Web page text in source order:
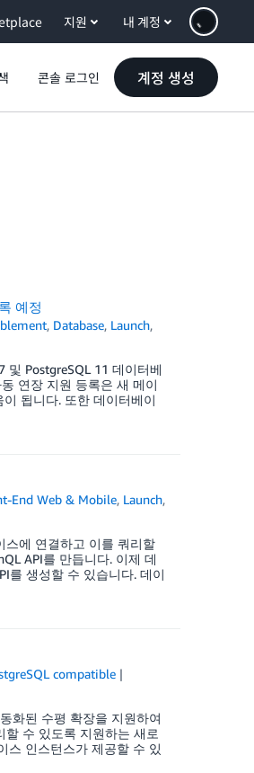
지원 내 계정
콘솔 로그인 계정 생성
예정
, Database, Launch,
및 PostgreSQL 11 데이터베
연장 지원 등록은 새 메이
됩니다. 또한 데이터베이
End Web & Mobile, Launch,
스에 연결하고 이를 쿼리할
API를 만듭니다. 이제 데
를 생성할 수 있습니다. 데이
compatible
화된 수평 확장을 지원하여
수 있도록 지원하는 새로
스 인스턴스가 제공할 수 있